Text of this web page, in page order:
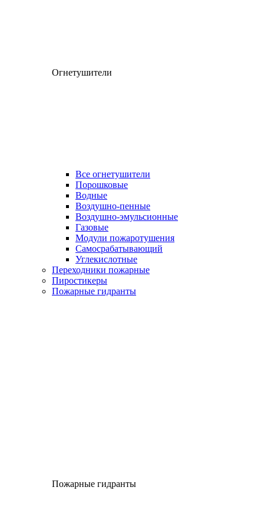
Огнетушители
Все огнетушители
Порошковые
Водные
Воздушно-пенные
Воздушно-эмульсионные
Газовые
Модули пожаротушения
Самосрабатывающий
Углекислотные
Переходники пожарные
Пиростикеры
Пожарные гидранты
Пожарные гидранты